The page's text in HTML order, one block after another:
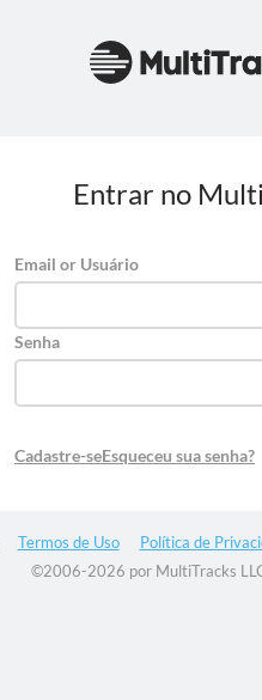
Entrar no
Email or Usuário
Senha
Cadastre-seEsqueceu sua senha?
Termos de Uso Política de
©2006-2026 por MultiTracks